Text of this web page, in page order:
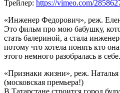
Трейлер: https://vimeo.com/
«Инженер Федорович», реж.
Это фильм про мою бабушку,
стать балериной, а стала
потому что хотела понять кто
этого немного разобралась в себе.
«Признаки жизни», реж.
(московская премьера!)
В Татарстане строится город